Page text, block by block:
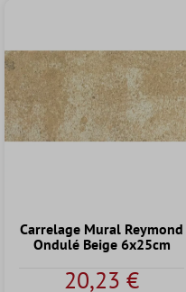
Carrelage Mural Reymond
Ondulé Beige 6x25cm
20,23 €